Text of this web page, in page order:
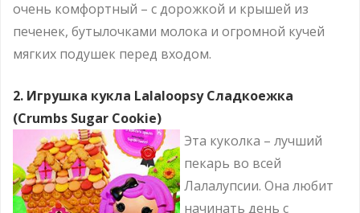
очень комфортный – с дорожкой и крышей из
печенек, бутылочками молока и огромной кучей
мягких подушек перед входом.
2. Игрушка кукла Lalaloopsy Сладкоежка
(Crumbs Sugar Cookie)
Эта куколка – лучший
пекарь во всей
Лалалупсии. Она любит
начинать день с